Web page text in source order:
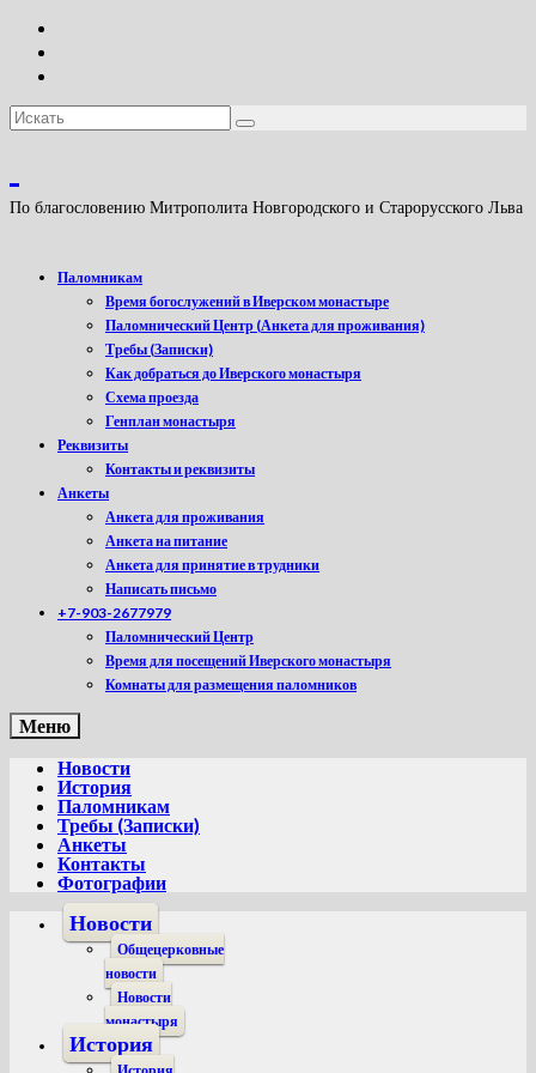
Искать:
По благословению Митрополита Новгородского и Старорусского Льва
Паломникам
Время богослужений в Иверском монастыре
Паломнический Центр (Анкета для проживания)
Требы (Записки)
Как добраться до Иверского монастыря
Схема проезда
Генплан монастыря
Реквизиты
Контакты и реквизиты
Анкеты
Анкета для проживания
Анкета на питание
Анкета для принятие в трудники
Написать письмо
+7-903-2677979
Паломнический Центр
Время для посещений Иверского монастыря
Комнаты для размещения паломников
Меню
Новости
История
Паломникам
Требы (Записки)
Анкеты
Контакты
Фотографии
Новости
Общецерковные
новости
Новости
монастыря
История